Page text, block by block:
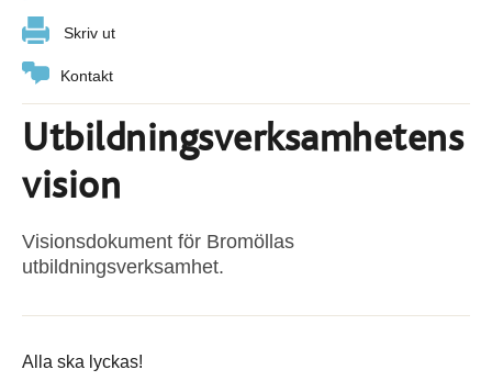
Skriv ut
Kontakt
Utbildningsverksamhetens
vision
Visionsdokument för Bromöllas
utbildningsverksamhet.
Alla ska lyckas!